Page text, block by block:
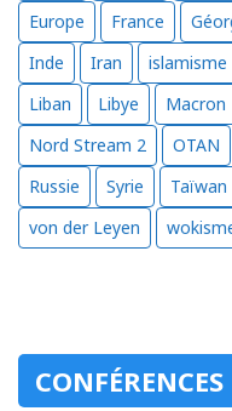
Europe
France
Inde
Iran islamisme
Liban
Libye Macron
Nord Stream 2
OTAN
Russie
Syrie Taïwan
von der Leyen
CONFÉRENCES